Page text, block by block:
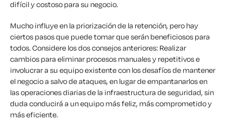
difícil y costoso para su negocio.
Mucho influye en la priorización de la retención, pero hay
ciertos pasos que puede tomar que serán beneficiosos para
todos. Considere los dos consejos anteriores: Realizar
cambios para eliminar procesos manuales y repetitivos e
involucrar a su equipo existente con los desafíos de mantener
el negocio a salvo de ataques, en lugar de empantanarlos en
las operaciones diarias de la infraestructura de seguridad, sin
duda conducirá a un equipo más feliz, más comprometido y
más eficiente.